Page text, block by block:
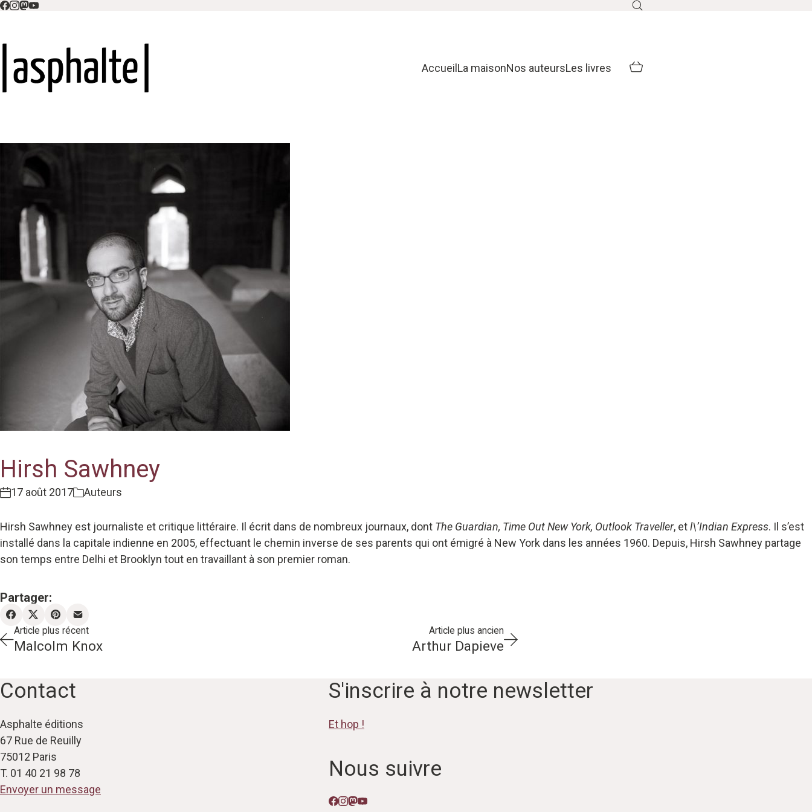
Accueil La maisonNos auteursLes livres
Hirsh Sawhney
17 août 2017 Auteurs
Hirsh Sawhney est journaliste et critique littéraire. Il écrit dans de nombreux journaux, dont The Guardian, Time Out New York, Outlook Traveller, etl\’Indian Express. Il s’est
installé dans la capitale indienne en 2005, effectuant le chemin inverse de ses parents qui ont émigré à New York dans les années 1960. Depuis, Hirsh Sawhney partage
son temps entre Delhi et Brooklyn tout en travaillant à son premier roman.
Partager:
Arthur Dapieve
Article plus ancien
Malcolm Knox
Article plus récent
Contact
Asphalte éditions
67 Rue de Reuilly
75012 Paris
T. 01 40 21 98 78
Envoyer un message
S'inscrire à notre newsletter
Et hop !
Nous suivre